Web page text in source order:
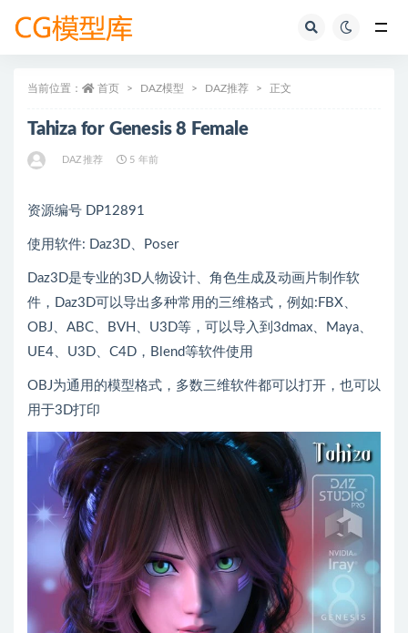
当前位置： 首页 DAZ模型 DAZ推荐 正文
Tahiza for Genesis 8 Female
DAZ推荐 5 年前
资源编号 DP12891
使用软件: Daz3D、Poser
Daz3D是专业的3D人物设计、角色生成及动画片制作软
件，Daz3D可以导出多种常用的三维格式，例如:FBX、
OBJ、ABC、BVH、U3D等，可以导入到3dmax、Maya、
UE4、U3D、C4D，Blend等软件使用
OBJ为通用的模型格式，多数三维软件都可以打开，也可以
用于3D打印